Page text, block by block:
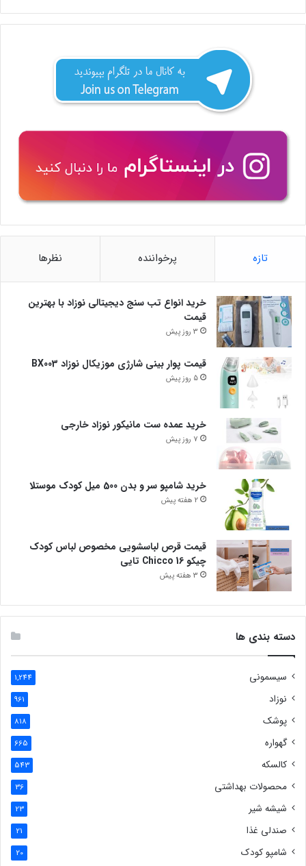
تازه پرخواننده نظرها
خرید انواع تب سنج دیجیتالی نوزاد با بهترین
قیمت
3 روز پیش
قیمت پوار بینی شارژی موزیکال نوزاد BX003
5 روز پیش
خرید عمده ست مانیکور نوزاد خارجی
7 روز پیش
خرید شامپو سر و بدن 500 میل کودک موستلا
2 هفته پیش
قیمت قرص لباسشویی مخصوص لباس کودک
چیکو Chicco 16 تایی
3 هفته پیش
دسته بندی ها
سیسمونی 1,244
نوزاد 961
پوشک 818
گهواره 665
کالسکه 543
محصولات بهداشتی 36
شیشه شیر 23
صندلی غذا 21
شامپو کودک 20